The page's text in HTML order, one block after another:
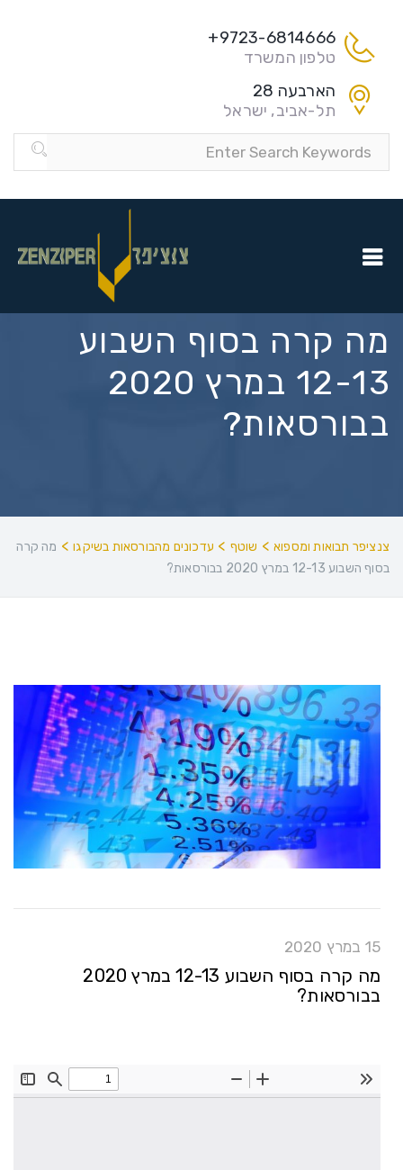
9723-6814666+
טלפון המשרד
הארבעה 28
תל-אביב, ישראל
מה קרה בסוף השבוע
12-13 במרץ 2020
בבורסאות?
צנציפר תבואות ומספוא > שוטף > עדכונים מהבורסאות בשיקגו> מה קרה
בסוף השבוע 12-13 במרץ 2020 בבורסאות?
15 במרץ 2020
מה קרה בסוף השבוע 12-13 במרץ 2020
בבורסאות?